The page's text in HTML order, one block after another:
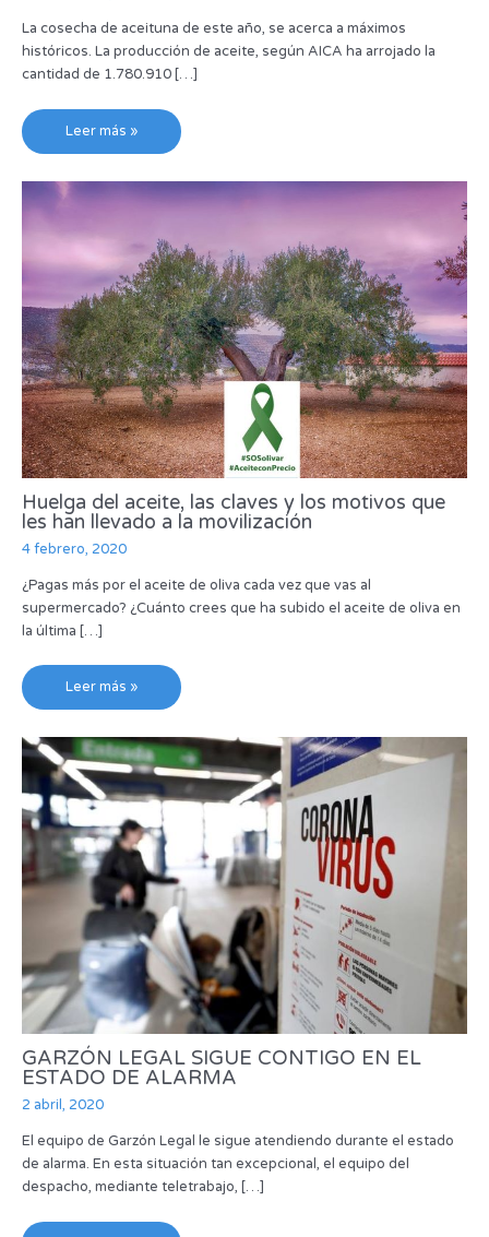
La cosecha de aceituna de este año, se acerca a máximos
históricos. La producción de aceite, según AICA ha arrojado la
cantidad de 1.780.910 […]
Leer más »
Huelga del aceite, las claves y los motivos que
les han llevado a la movilización
4 febrero, 2020
¿Pagas más por el aceite de oliva cada vez que vas al
supermercado? ¿Cuánto crees que ha subido el aceite de oliva en
la última […]
Leer más »
GARZÓN LEGAL SIGUE CONTIGO EN EL
ESTADO DE ALARMA
2 abril, 2020
El equipo de Garzón Legal le sigue atendiendo durante el estado
de alarma. En esta situación tan excepcional, el equipo del
despacho, mediante teletrabajo, […]